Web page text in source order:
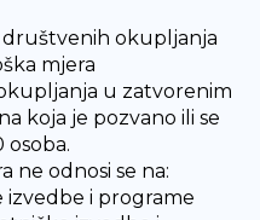
okupljanja
mjera
u zatvorenim
koja je pozvano ili se
osoba.
ne odnosi se na:
izvedbe i programe